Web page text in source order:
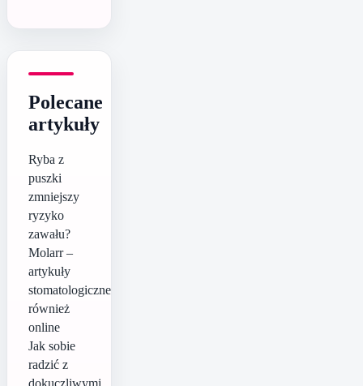
Polecane
artykuły
Ryba z
puszki
zmniejszy
ryzyko
zawału?
Molarr –
artykuły
stomatologiczne
również
online
Jak sobie
radzić z